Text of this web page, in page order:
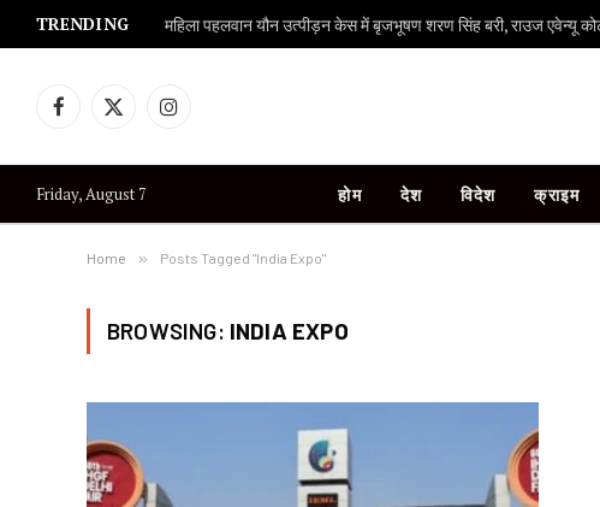
TRENDING महिला पहलवान यौन उत्पीड़न केस में बृजभूषण शरण सिंह बरी, राउज एवेन्यू
Facebook
X
Instagram
Friday, August 7 होम देश विदेश क्राइम
Home » Posts Tagged "India Expo"
BROWSING: INDIA EXPO